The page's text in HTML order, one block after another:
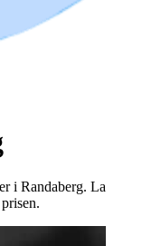
i Randaberg. La